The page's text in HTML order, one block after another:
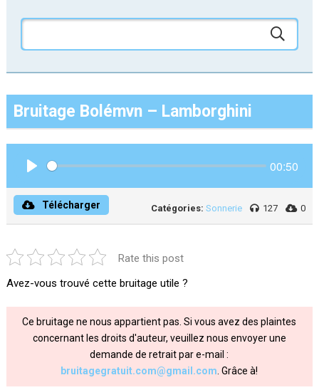
Bruitage Bolémvn – Lamborghini
00:50
Télécharger Catégories: Sonnerie 127 0
Rate this post
Avez-vous trouvé cette bruitage utile ?
Ce bruitage ne nous appartient pas. Si vous avez des plaintes
concernant les droits d'auteur, veuillez nous envoyer une
demande de retrait par e-mail :
bruitagegratuit.com@gmail.com . Grâce à!